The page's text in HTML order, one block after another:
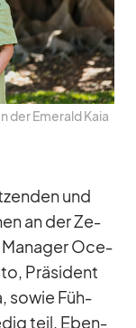
der Emer­ald Kaia
und
an der Ze­
Ma­na­ger Oce­
Prä­si­dent
so­wie Füh­
teil. Eben­